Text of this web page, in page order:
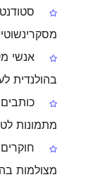
אנשי
בהולנדית
מתמונות
מצולמות